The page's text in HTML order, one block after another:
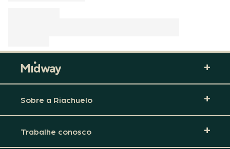
Sobre a Riachuelo
Trabalhe conosco